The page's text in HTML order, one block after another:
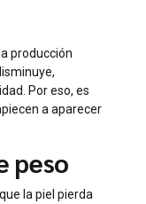
producción
Por eso, es
a aparecer
peso
la piel pierda